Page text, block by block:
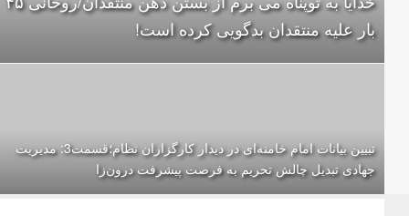
بار علیه منتقدان بدگویی کرده است!
تبیین بیانات امام خامنه‌ای در دیدار کارگزاران نظام؛قسمت3: مدیریت
جهادی تبدیل چالش تحریم به فرصت پیشرفت درون‌زا